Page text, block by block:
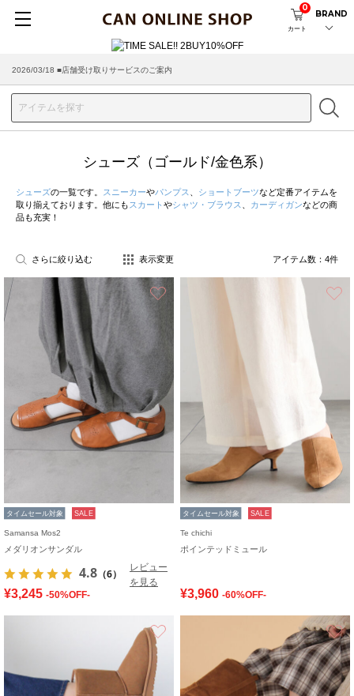
カート
0
BRAND
2026/03/18 ■店舗受け取りサービスのご案内
シューズ（ゴールド/金色系）
シューズの一覧です。 スニーカーやパンプス ショートブーツなど定番アイテムを
取り揃えております。他にも スカート やシャツ・ブラウス カーディガンなどの商
品も充実！
さらに絞り込む 表示変更 アイテム数： 4件
タイムセール対象 SALE
Samansa Mos2
メダリオンサンダル
4.8 （6）
レビュー
を見る
¥3,245 -50%OFF-
タイムセール対象 SALE
Te chichi
ポインテッドミュール
¥3,960 -60%OFF-